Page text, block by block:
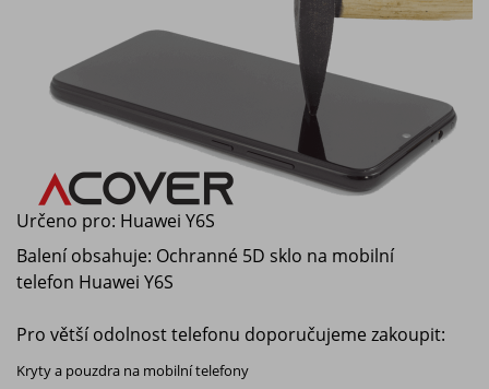
Určeno pro: Huawei Y6S
Balení obsahuje: Ochranné 5D sklo na mobilní
telefon Huawei Y6S
Pro větší odolnost telefonu doporučujeme zakoupit:
Kryty a pouzdra na mobilní telefony